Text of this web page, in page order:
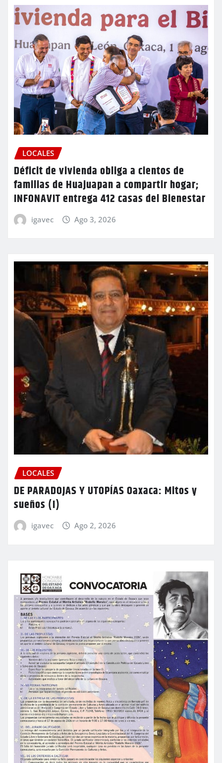
LOCALES
Déficit de vivienda obliga a cientos de
familias de Huajuapan a compartir hogar;
INFONAVIT entrega 412 casas del Bienestar
igavec Ago 3, 2026
LOCALES
DE PARADOJAS Y UTOPÍAS Oaxaca: Mitos y
sueños (I)
igavec Ago 2, 2026